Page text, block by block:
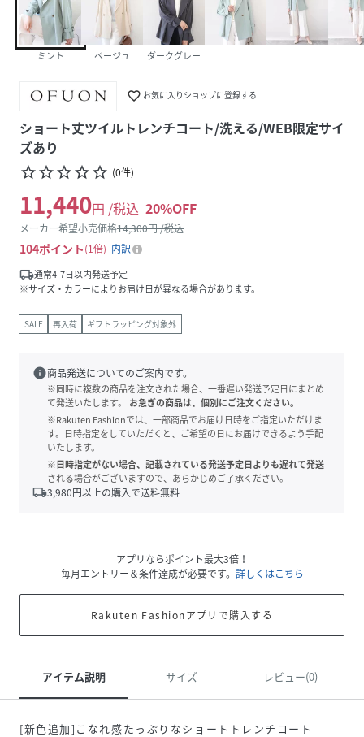
ミント ベージュ ダークグレー
favorite_border お気に入りショップに登録する
ショート丈ツイルトレンチコート/洗える/WEB限定サイ
ズあり
star_borderstar_borderstar_borderstar_borderstar_border (0件)
11,440円 /税込 20%OFF
メーカー希望小売価格14,300円 /税込
104ポイント 1倍
内訳
local_shipping通常4-7日以内発送予定
※サイズ・カラーによりお届け日が異なる場合があります。
SALE 再入荷 ギフトラッピング対象外
info商品発送についてのご案内です。
※同時に複数の商品を注文された場合、一番遅い発送予定日にまとめ
て発送いたします。
お急ぎの商品は、個別にご注文ください。
※Rakuten Fashionでは、一部商品でお届け日時をご指定いただけま
す。日時指定をしていただくと、ご希望の日にお届けできるよう手配
いたします。
※日時指定がない場合、記載されている発送予定日よりも遅れて発送
される場合がございますので、あらかじめご了承ください。
local_shipping3,980円以上の購入で送料無料
アプリならポイント最大3倍！
毎月エントリー＆条件達成が必要です。 詳しくはこちら
Rakuten Fashionアプリで購入する
アイテム説明 サイズ レビュー(0)
[新色追加]こなれ感たっぷりなショートトレンチコート